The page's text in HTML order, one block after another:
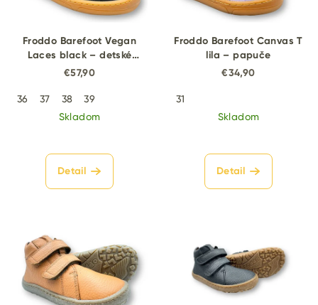
Froddo Barefoot Vegan
Laces black – detské
barefoot tenisky
€57,90
36 37 38
39
Skladom
Detail
Froddo Barefoot Canvas T
lila – papuče
€34,90
31
Skladom
Detail